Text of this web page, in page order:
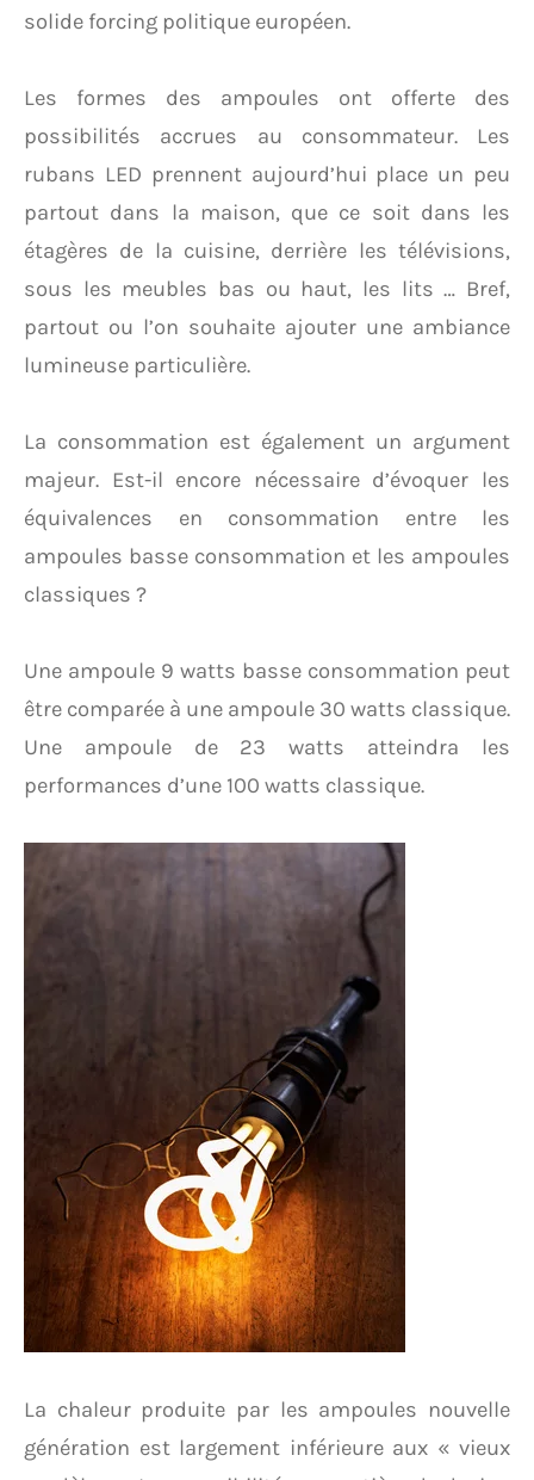
solide forcing politique européen.
Les formes des ampoules ont offerte des
possibilités accrues au consommateur. Les
rubans LED prennent aujourd’hui place un peu
partout dans la maison, que ce soit dans les
étagères de la cuisine, derrière les télévisions,
sous les meubles bas ou haut, les lits … Bref,
partout ou l’on souhaite ajouter une ambiance
lumineuse particulière.
La consommation est également un argument
majeur. Est-il encore nécessaire d’évoquer les
équivalences en consommation entre les
ampoules basse consommation et les ampoules
classiques ?
Une ampoule 9 watts basse consommation peut
être comparée à une ampoule 30 watts classique.
Une ampoule de 23 watts atteindra les
performances d’une 100 watts classique.
La chaleur produite par les ampoules nouvelle
génération est largement inférieure aux « vieux